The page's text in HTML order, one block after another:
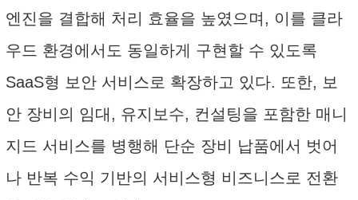
엔진을 결합해 처리 효율을 높였으며, 이를 클라
우드 환경에서도 동일하게 구현할 수 있도록
SaaS형 보안 서비스로 확장하고 있다. 또한, 보
안 장비의 임대, 유지보수, 컨설팅을 포함한 매니
지드 서비스를 병행해 단순 장비 납품에서 벗어
나 반복 수익 기반의 서비스형 비즈니스로 전환